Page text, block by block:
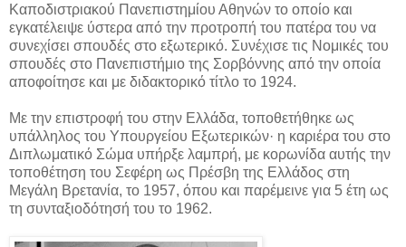
Καποδιστριακού Πανεπιστημίου Αθηνών το οποίο και
εγκατέλειψε ύστερα από την προτροπή του πατέρα του να
συνεχίσει σπουδές στο εξωτερικό. Συνέχισε τις Νομικές του
σπουδές στο Πανεπιστήμιο της Σορβόννης από την οποία
αποφοίτησε και με διδακτορικό τίτλο το 1924.
Με την επιστροφή του στην Ελλάδα, τοποθετήθηκε ως
υπάλληλος του Υπουργείου Εξωτερικών· η καριέρα του στο
Διπλωματικό Σώμα υπήρξε λαμπρή, με κορωνίδα αυτής την
τοποθέτηση του Σεφέρη ως Πρέσβη της Ελλάδος στη
Μεγάλη Βρετανία, το 1957, όπου και παρέμεινε για 5 έτη ως
τη συνταξιοδότησή του το 1962.